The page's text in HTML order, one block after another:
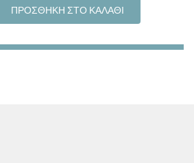
was:
1,50 €.
τιμή
είναι:
1,00 €.
ΠΡΟΣΘΉΚΗ ΣΤΟ ΚΑΛΆΘΙ